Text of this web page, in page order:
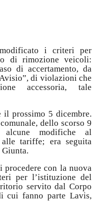
i criteri per
di rimozione veicoli:
di accertamento, da
di violazioni che
accessoria, tale
il prossimo 5 dicembre.
dello scorso 9
alcune modifiche al
tariffe; era seguita
procedere con la nuova
per l’istituzione del
servito dal Corpo
cui fanno parte Lavis,